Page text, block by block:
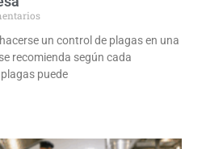
un control de plagas en una
recomienda según cada
puede